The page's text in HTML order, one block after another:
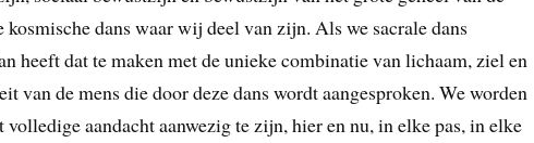
kosmische dans waar wij deel van zijn. Als we sacrale dans
heeft dat te maken met de unieke combinatie van lichaam, ziel en
van de mens die door deze dans wordt aangesproken. We worden
aandacht aanwezig te zijn, hier en nu, in elke pas, in elke